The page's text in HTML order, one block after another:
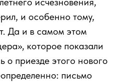
и особенно тому,
Да и в самом этом
которое показали
о приезде этого нового
письмо